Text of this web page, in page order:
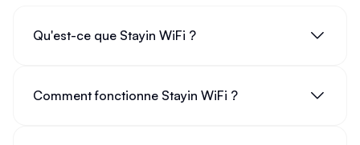
Qu'est-ce que Stayin WiFi ?
Comment fonctionne Stayin WiFi ?